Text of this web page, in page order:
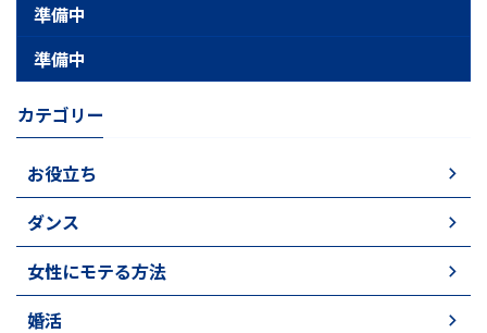
準備中
準備中
カテゴリー
お役立ち
ダンス
女性にモテる方法
婚活